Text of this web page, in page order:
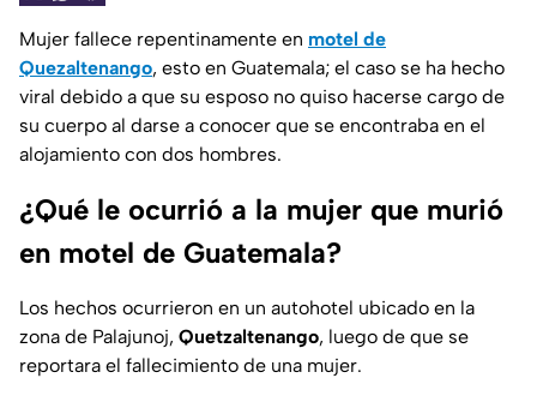
Mujer fallece repentinamente en motel de
Quezaltenango, esto en Guatemala; el caso se ha hecho
viral debido a que su esposo no quiso hacerse cargo de
su cuerpo al darse a conocer que se encontraba en el
alojamiento con dos hombres.
¿Qué le ocurrió a la mujer que murió
en motel de Guatemala?
Los hechos ocurrieron en un autohotel ubicado en la
zona de Palajunoj, Quetzaltenango, luego de que se
reportara el fallecimiento de una mujer.